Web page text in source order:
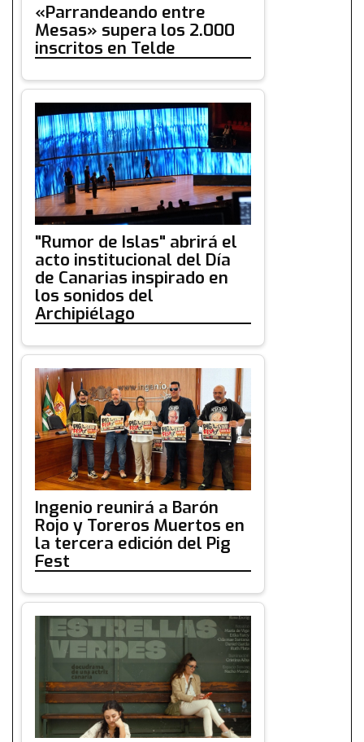
«Parrandeando entre
Mesas» supera los 2.000
inscritos en Telde
"Rumor de Islas" abrirá el
acto institucional del Día
de Canarias inspirado en
los sonidos del
Archipiélago
Ingenio reunirá a Barón
Rojo y Toreros Muertos en
la tercera edición del Pig
Fest